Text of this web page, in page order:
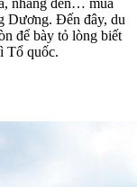
Dương. Đến đây, du
để bày tỏ lòng biết
Tổ quốc.